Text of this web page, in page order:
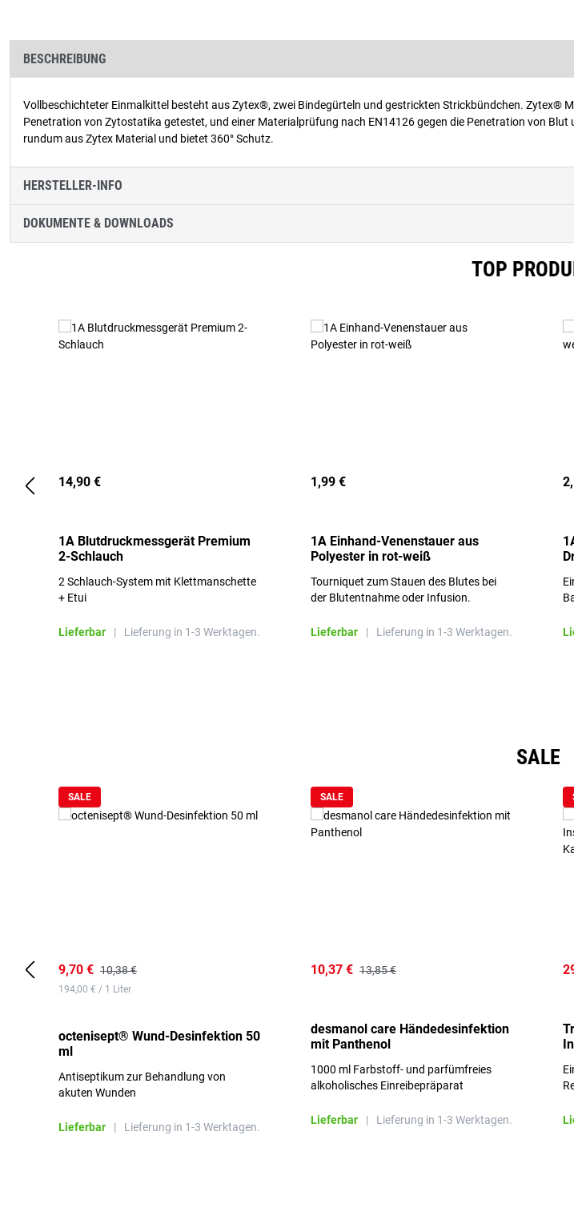
BESCHREIBUNG
Vollbeschichteter Einmalkittel besteht aus Zytex®, zwei Bindegürteln und gestrickten Strickbündchen. Zytex®
Penetration von Zytostatika getestet, und einer Materialprüfung nach EN14126 gegen die Penetration von Blut
rundum aus Zytex Material und bietet 360° Schutz.
HERSTELLER-INFO
DOKUMENTE & DOWNLOADS
TOP
14,90 €
1A Blutdruckmessgerät Premium
2-Schlauch
2 Schlauch-System mit Klettmanschette
+ Etui
Lieferbar | Lieferung in 1-3 Werktagen.
1,99 €
1A Einhand-Venenstauer aus
Polyester in rot-weiß
Tourniquet zum Stauen des Blutes bei
der Blutentnahme oder Infusion.
Lieferbar | Lieferung in 1-3 Werktagen.
SALE
SALE
9,70 € 10,38 €
194,00 € / 1 Liter
octenisept® Wund-Desinfektion 50
ml
Antiseptikum zur Behandlung von
akuten Wunden
Lieferbar | Lieferung in 1-3 Werktagen.
SALE
10,37 € 13,85 €
desmanol care Händedesinfektion
mit Panthenol
1000 ml Farbstoff- und parfümfreies
alkoholisches Einreibepräparat
Lieferbar
| Lieferung in 1-3 Werktagen.